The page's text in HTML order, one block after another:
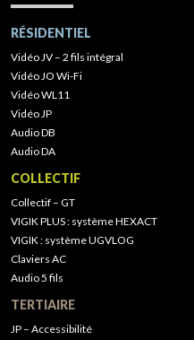
RÉSIDENTIEL
Vidéo JV – 2 fils intégral
Vidéo JO Wi-Fi
Vidéo WL11
Vidéo JP
Audio DB
Audio DA
COLLECTIF
Collectif – GT
VIGIK PLUS : système HEXACT
VIGIK : système UGVLOG
Claviers AC
Audio 5 fils
TERTIAIRE
JP – Accessibilité